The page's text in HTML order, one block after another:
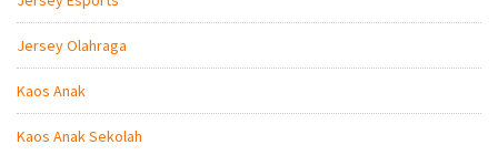
Jersey Olahraga
Kaos Anak
Kaos Anak Sekolah